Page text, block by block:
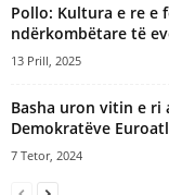
Pollo: Kultura e re e
ndërkombëtare të
13 Prill, 2025
Basha uron vitin e ri
Demokratëve
7 Tetor, 2024